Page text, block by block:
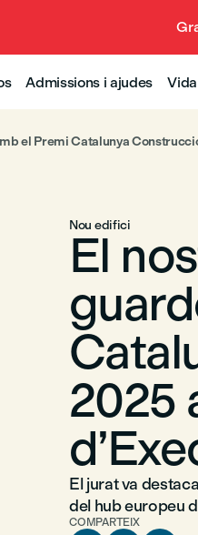
Admissions i ajudes
el Premi Catalunya
Nou edifici
El
2025
El jurat va
del hub europeu
COMPARTEIX